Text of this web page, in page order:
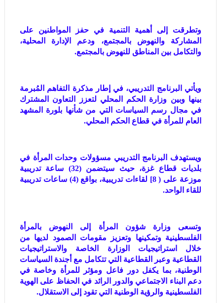
وتطرقت إلى أهمية التنمية في حفز المواطنين على
المشاركة والنهوض بالمجتمع، ودعم الإدارة المحلية،
والتكامل بين المناطق للنهوض بالمجتمع.
ويأتي البرنامج التدريبي، في إطار مذكرة التفاهم المُبرمة
بينها وبين وزارة الحكم المحلي لتعزز التعاون المشترك
في مجال رسم السياسات التي من شأنها بلورة المشهد
العام للمرأة في قطاع الحكم المحلي.
ويستهدف البرنامج التدريبي مسؤولات وحدات المرأة في
بلديات قطاع غزة، حيث سيتضمن (32) ساعة تدريبية
موزعة على ( 8] لقاءات تدريبية، بواقع (4) ساعات تدريبية
للقاء الواحد.
وتسعى وزارة شؤون المرأة إلى النهوض بالمرأة
الفلسطينية وتمكينها وتعزيز مقومات الصمود لديها من
خلال استراتيجيات الوزارة الخاصة والاستراتيجيات
القطاعية وعبر القطاعية التي تتكامل مع أجندة السياسات
الوطنية، بما يكفل دور فاعل ومؤثر للمرأة وخاصة في
دعم البناء الاجتماعي والدور الرائد في الحفاظ على الهوية
الفلسطينية والرؤية الوطنية التي تقود إلى الاستقلال.